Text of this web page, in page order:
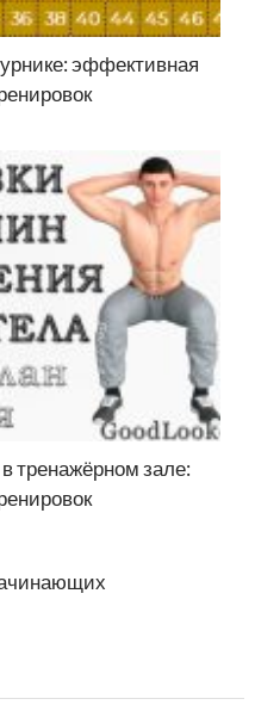
эффективная
тренажёрном зале: